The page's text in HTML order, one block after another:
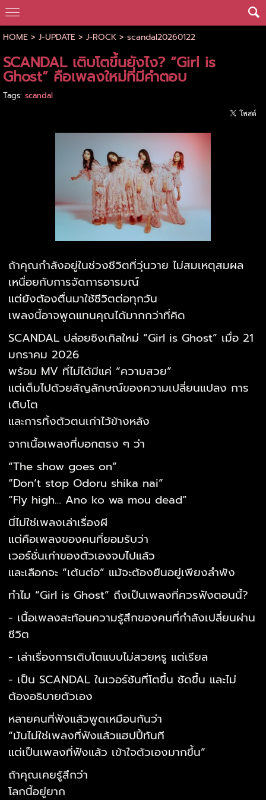
HOME> J-UPDATE> J-ROCK> scandal20260122
SCANDAL เติบโตขึ้นยังไง? “Girl is
Ghost” คือเพลงใหม่ที่มีคำตอบ
Tags: scandal
ถ้าคุณกำลังอยู่ในช่วงชีวิตที่วุ่นวาย ไม่สมเหตุสมผล
เหนื่อยกับการจัดการอารมณ์
แต่ยังต้องตื่นมาใช้ชีวิตต่อทุกวัน
เพลงนี้อาจพูดแทนคุณได้มากกว่าที่คิด
SCANDAL ปล่อยซิงเกิลใหม่ “Girl is Ghost” เมื่อ 21
มกราคม 2026
พร้อม MV ที่ไม่ได้มีแค่ “ความสวย”
แต่เต็มไปด้วยสัญลักษณ์ของความเปลี่ยนแปลง การ
เติบโต
และการทิ้งตัวตนเก่าไว้ข้างหลัง
จากเนื้อเพลงที่บอกตรง ๆ ว่า
“The show goes on”
“Don’t stop Odoru shika nai”
“Fly high… Ano ko wa mou dead”
นี่ไม่ใช่เพลงเล่าเรื่องผี
แต่คือเพลงของคนที่ยอมรับว่า
เวอร์ชั่นเก่าของตัวเองจบไปแล้ว
และเลือกจะ “เต้นต่อ” แม้จะต้องยืนอยู่เพียงลำพัง
ทำไม “Girl is Ghost” ถึงเป็นเพลงที่ควรฟังตอนนี้?
- เนื้อเพลงสะท้อนความรู้สึกของคนที่กำลังเปลี่ยนผ่าน
ชีวิต
- เล่าเรื่องการเติบโตแบบไม่สวยหรู แต่เรียล
- เป็น SCANDAL ในเวอร์ชันที่โตขึ้น ชัดขึ้น และไม่
ต้องอธิบายตัวเอง
หลายคนที่ฟังแล้วพูดเหมือนกันว่า
“มันไม่ใช่เพลงที่ฟังแล้วแฮปปี้ทันที
แต่เป็นเพลงที่ฟังแล้ว เข้าใจตัวเองมากขึ้น”
ถ้าคุณเคยรู้สึกว่า
โลกนี้อยู่ยาก